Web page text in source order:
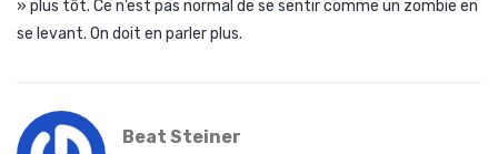
» plus tôt. Ce n’est pas normal de se sentir comme un zombie en
se levant. On doit en parler plus.
Beat Steiner